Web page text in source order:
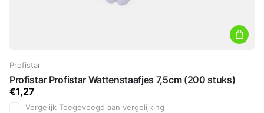
Profistar
Profistar Profistar Wattenstaafjes 7,5cm (200 stuks)
€1,27
Vergelijk Toegevoegd aan vergelijking